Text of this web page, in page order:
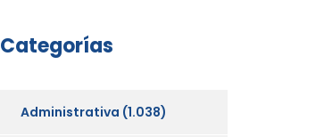
Categorías
Administrativa (1.038)